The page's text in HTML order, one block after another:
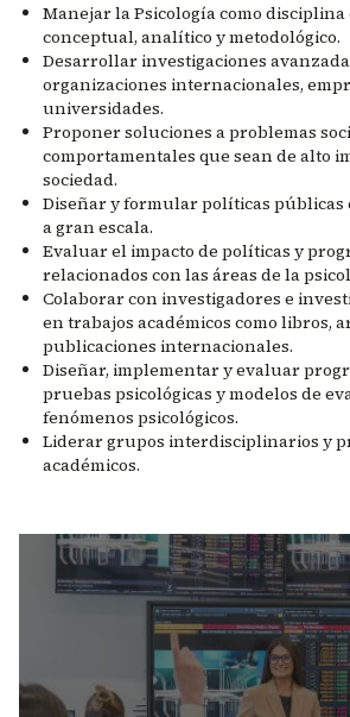
Manejar la Psicología como
conceptual, analítico y metodológico.
Desarrollar investigaciones
organizaciones internacionales,
universidades.
Proponer soluciones a problemas
comportamentales que sean de alto
sociedad.
Diseñar y formular políticas públicas
a gran escala.
Evaluar el impacto de políticas y
relacionados con las áreas de la
Colaborar con investigadores e
en trabajos académicos como libros,
publicaciones internacionales.
Diseñar, implementar y evaluar
pruebas psicológicas y modelos de
fenómenos psicológicos.
Liderar grupos interdisciplinarios y
académicos.